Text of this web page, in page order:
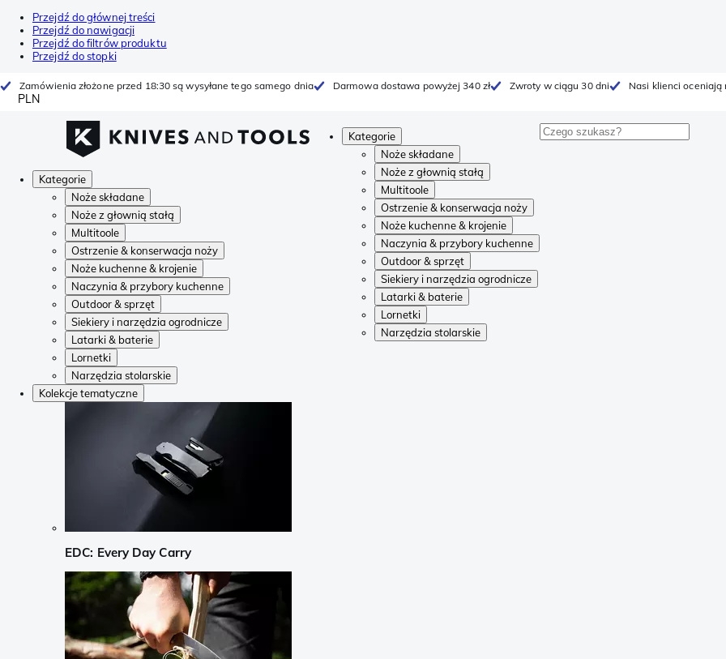
Przejdź do głównej treści
Przejdź do nawigacji
Przejdź do filtrów produktu
Przejdź do stopki
Zamówienia złożone przed 18:30 są wysyłane tego samego dnia Darmowa dostawa powyżej 340 zł Zwroty w ciągu 30 dni Nasi klienci
PLN
Kategorie
Noże składane
Noże z głownią stałą
Multitoole
Ostrzenie & konserwacja noży
Noże kuchenne & krojenie
Naczynia & przybory kuchenne
Outdoor & sprzęt
Siekiery i narzędzia ogrodnicze
Latarki & baterie
Lornetki
Narzędzia stolarskie
Kategorie
Noże składane
Noże z głownią stałą
Multitoole
Ostrzenie & konserwacja noży
Noże kuchenne & krojenie
Naczynia & przybory kuchenne
Outdoor & sprzęt
Siekiery i narzędzia ogrodnicze
Latarki & baterie
Lornetki
Narzędzia stolarskie
Kolekcje tematyczne
EDC: Every Day Carry